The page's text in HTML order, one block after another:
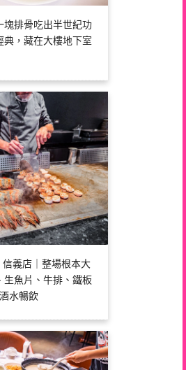
塊排骨吃出半世紀功
典，藏在大樓地下室
信義店｜整場根本大
生魚片、牛排、鐵板
水暢飲